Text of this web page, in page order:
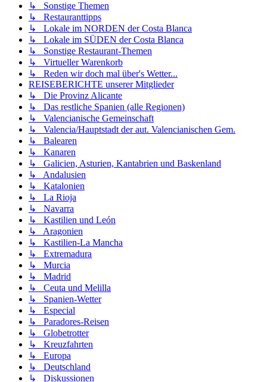
↳ Sonstige Themen
↳ Restauranttipps
↳ Lokale im NORDEN der Costa Blanca
↳ Lokale im SÜDEN der Costa Blanca
↳ Sonstige Restaurant-Themen
↳ Virtueller Warenkorb
↳ Reden wir doch mal über's Wetter...
REISEBERICHTE unserer Mitglieder
↳ Die Provinz Alicante
↳ Das restliche Spanien (alle Regionen)
↳ Valencianische Gemeinschaft
↳ Valencia/Hauptstadt der aut. Valencianischen Gem.
↳ Balearen
↳ Kanaren
↳ Galicien, Asturien, Kantabrien und Baskenland
↳ Andalusien
↳ Katalonien
↳ La Rioja
↳ Navarra
↳ Kastilien und León
↳ Aragonien
↳ Kastilien-La Mancha
↳ Extremadura
↳ Murcia
↳ Madrid
↳ Ceuta und Melilla
↳ Spanien-Wetter
↳ Especial
↳ Paradores-Reisen
↳ Globetrotter
↳ Kreuzfahrten
↳ Europa
↳ Deutschland
↳ Diskussionen